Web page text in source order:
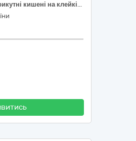
Полімерні прозорі трикутні кишені на клейкій основі